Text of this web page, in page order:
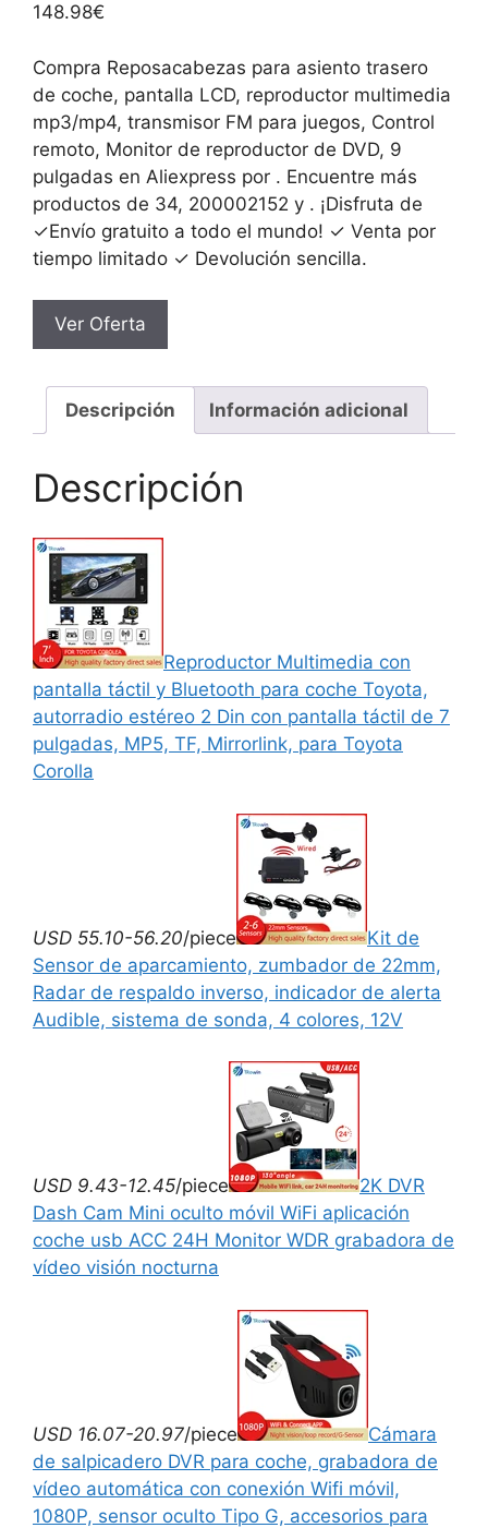
148.98€
Compra Reposacabezas para asiento trasero
de coche, pantalla LCD, reproductor multimedia
mp3/mp4, transmisor FM para juegos, Control
remoto, Monitor de reproductor de DVD, 9
pulgadas en Aliexpress por . Encuentre más
productos de 34, 200002152 y . ¡Disfruta de
✓Envío gratuito a todo el mundo! ✓ Venta por
tiempo limitado ✓ Devolución sencilla.
Ver Oferta
Descripción Información adicional
Descripción
Reproductor Multimedia con
pantalla táctil y Bluetooth para coche Toyota,
autorradio estéreo 2 Din con pantalla táctil de 7
pulgadas, MP5, TF, Mirrorlink, para Toyota
Corolla
USD 55.10-56.20/piece
Kit de
Sensor de aparcamiento, zumbador de 22mm,
Radar de respaldo inverso, indicador de alerta
Audible, sistema de sonda, 4 colores, 12V
USD 9.43-12.45/piece
2K DVR
Dash Cam Mini oculto móvil WiFi aplicación
coche usb ACC 24H Monitor WDR grabadora de
vídeo visión nocturna
USD 16.07-20.97/piece
Cámara
de salpicadero DVR para coche, grabadora de
vídeo automática con conexión Wifi móvil,
1080P, sensor oculto Tipo G, accesorios para